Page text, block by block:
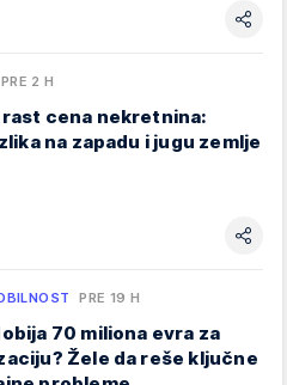
PRE 2 H
cena nekretnina:
na zapadu i jugu zemlje
PRE 19 H
70 miliona evra za
Žele da reše ključne